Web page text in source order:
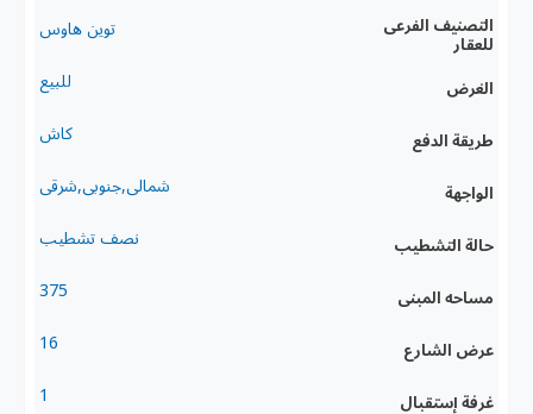
التصنيف الفرعى
للعقار
توين هاوس
الغرض للبيع
طريقة الدفع كاش
الواجهة شمالى,جنوبى,شرقى
حالة التشطيب نصف تشطيب
مساحه المبنى 375
عرض الشارع 16
غرفة إستقبال 1